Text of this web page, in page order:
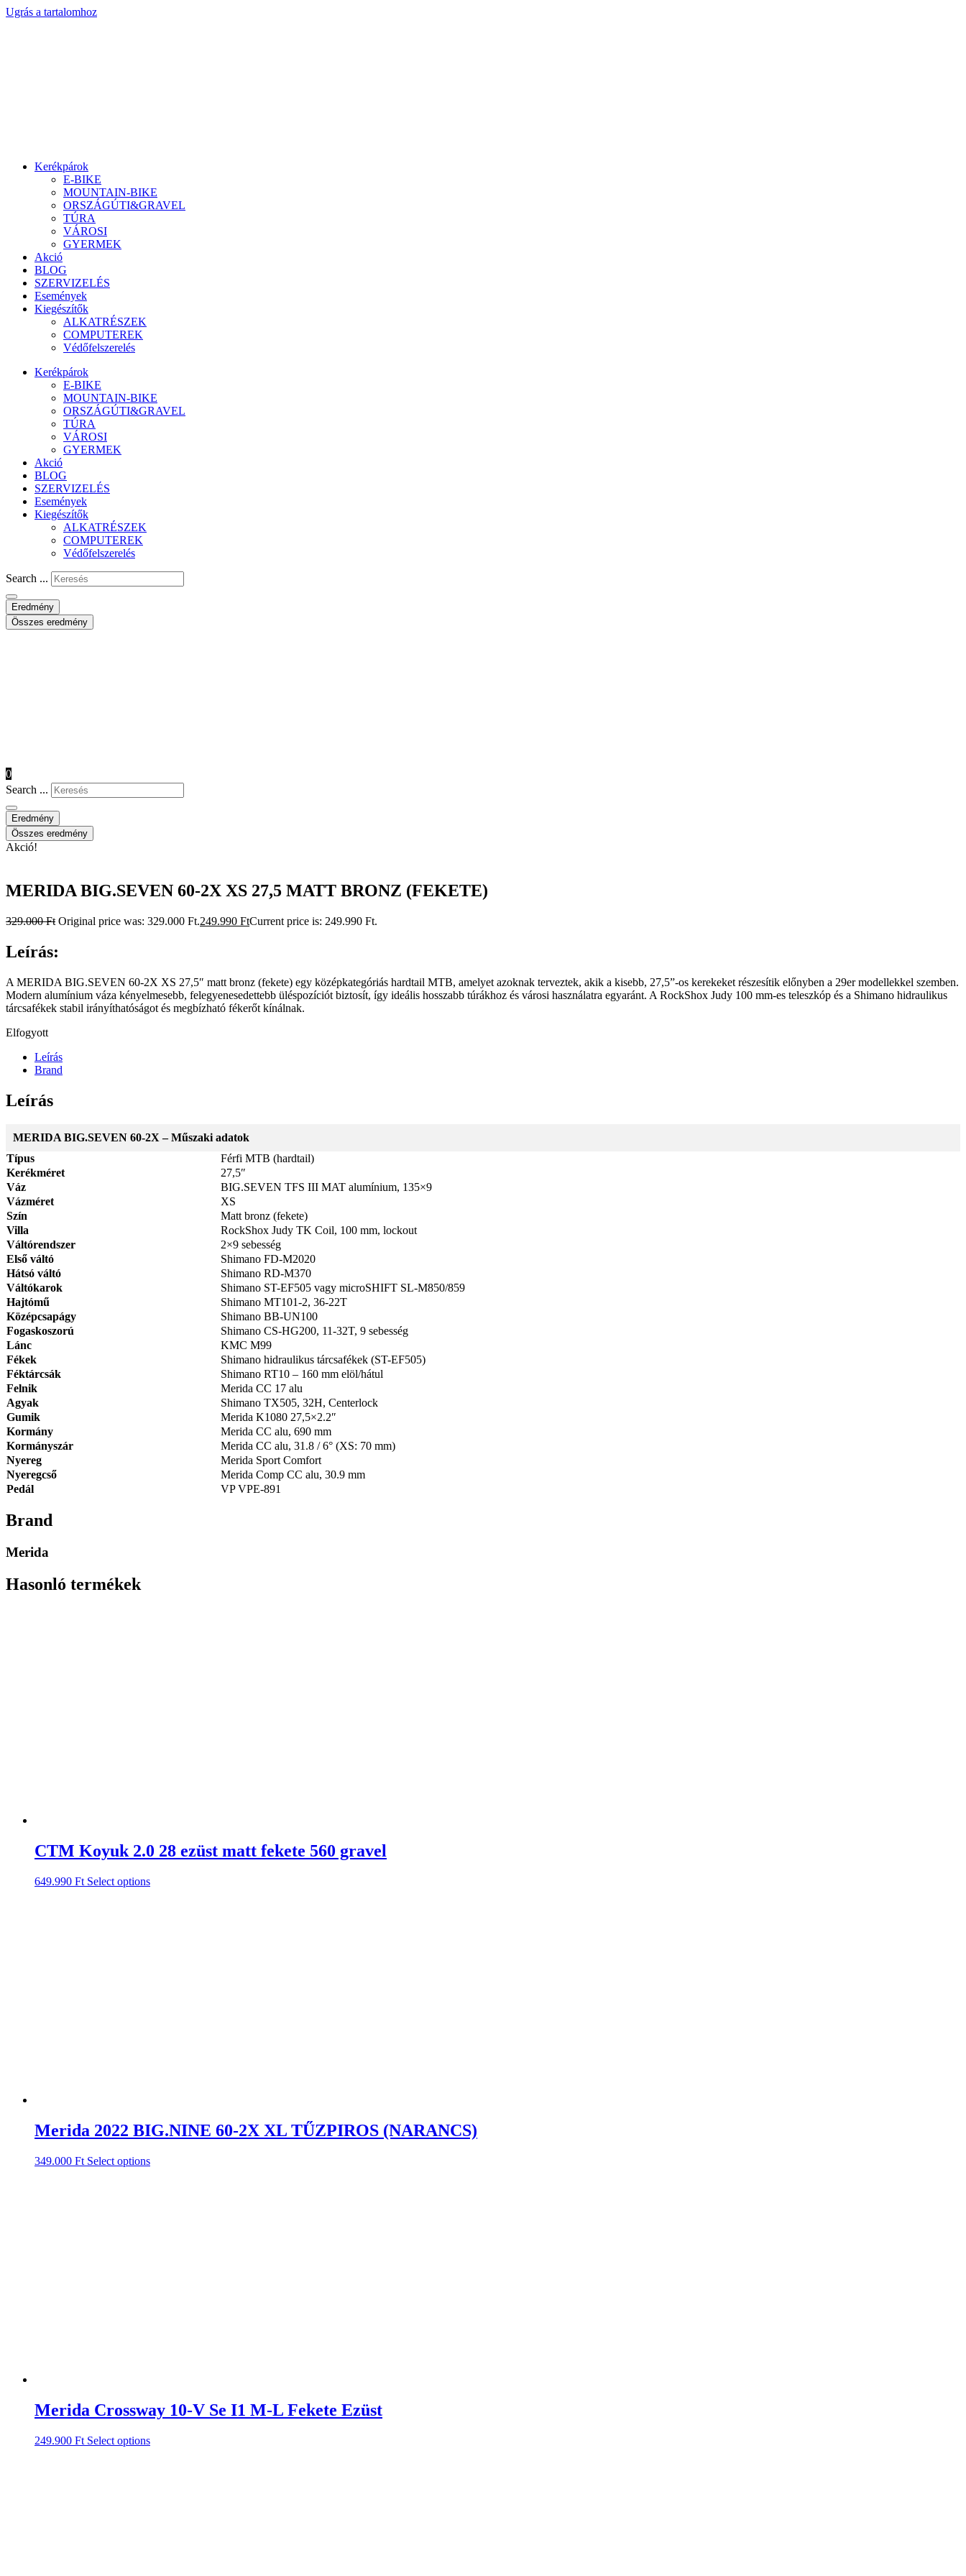
Ugrás a tartalomhoz
Kerékpárok
E-BIKE
MOUNTAIN-BIKE
ORSZÁGÚTI&GRAVEL
TÚRA
VÁROSI
GYERMEK
Akció
BLOG
SZERVIZELÉS
Események
Kiegészítők
ALKATRÉSZEK
COMPUTEREK
Védőfelszerelés
Kerékpárok
E-BIKE
MOUNTAIN-BIKE
ORSZÁGÚTI&GRAVEL
TÚRA
VÁROSI
GYERMEK
Akció
BLOG
SZERVIZELÉS
Események
Kiegészítők
ALKATRÉSZEK
COMPUTEREK
Védőfelszerelés
Search ...
Eredmény
Összes eredmény
0
Search ...
Eredmény
Összes eredmény
Akció!
MERIDA BIG.SEVEN 60-2X XS 27,5 MATT BRONZ (FEKETE)
329.000Ft Original price was: 329.000 Ft.249.990 FtCurrent price is: 249.990 Ft.
Leírás:
A MERIDA BIG.SEVEN 60-2X XS 27,5″ matt bronz (fekete) egy középkategóriás hardtail MTB, amelyet azoknak terveztek, akik a kisebb, 27,5”-os kerekeket részesítik előnyben a 29er modellekkel szemben.
Modern alumínium váza kényelmesebb, felegyenesedettebb üléspozíciót biztosít, így ideális hosszabb túrákhoz és városi használatra egyaránt. A RockShox Judy 100 mm-es teleszkóp és a Shimano hidraulikus
tárcsafékek stabil irányíthatóságot és megbízható fékerőt kínálnak.
Elfogyott
Leírás
Brand
Leírás
MERIDA BIG.SEVEN 60-2X – Műszaki adatok
Típus
Férfi MTB (hardtail)
Kerékméret
27,5″
Váz
BIG.SEVEN TFS III MAT alumínium, 135×9
Vázméret
XS
Szín
Matt bronz (fekete)
Villa
RockShox Judy TK Coil, 100 mm, lockout
Váltórendszer
2×9 sebesség
Első váltó
Shimano FD-M2020
Hátsó váltó
Shimano RD-M370
Váltókarok
Shimano ST-EF505 vagy microSHIFT SL-M850/859
Hajtómű
Shimano MT101-2, 36-22T
Középcsapágy
Shimano BB-UN100
Fogaskoszorú
Shimano CS-HG200, 11-32T, 9 sebesség
Lánc
KMC M99
Fékek
Shimano hidraulikus tárcsafékek (ST-EF505)
Féktárcsák
Shimano RT10 – 160 mm elöl/hátul
Felnik
Merida CC 17 alu
Agyak
Shimano TX505, 32H, Centerlock
Gumik
Merida K1080 27,5×2.2″
Kormány
Merida CC alu, 690 mm
Kormányszár
Merida CC alu, 31.8 / 6° (XS: 70 mm)
Nyereg
Merida Sport Comfort
Nyeregcső
Merida Comp CC alu, 30.9 mm
Pedál
VP VPE-891
Brand
Merida
Hasonló termékek
CTM Koyuk 2.0 28 ezüst matt fekete 560 gravel
649.990 Ft Select options
Merida 2022 BIG.NINE 60-2X XL TŰZPIROS (NARANCS)
349.000 Ft Select options
Merida Crossway 10-V Se I1 M-L Fekete Ezüst
249.900 Ft Select options